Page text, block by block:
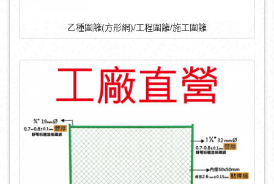
乙種圍籬(方形網)/工程圍籬/施工圍籬